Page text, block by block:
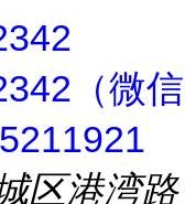
（微信
区港湾路